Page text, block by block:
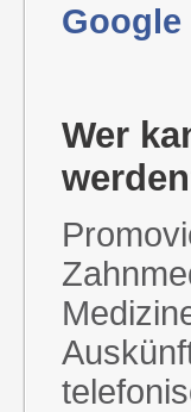
Google
Wer